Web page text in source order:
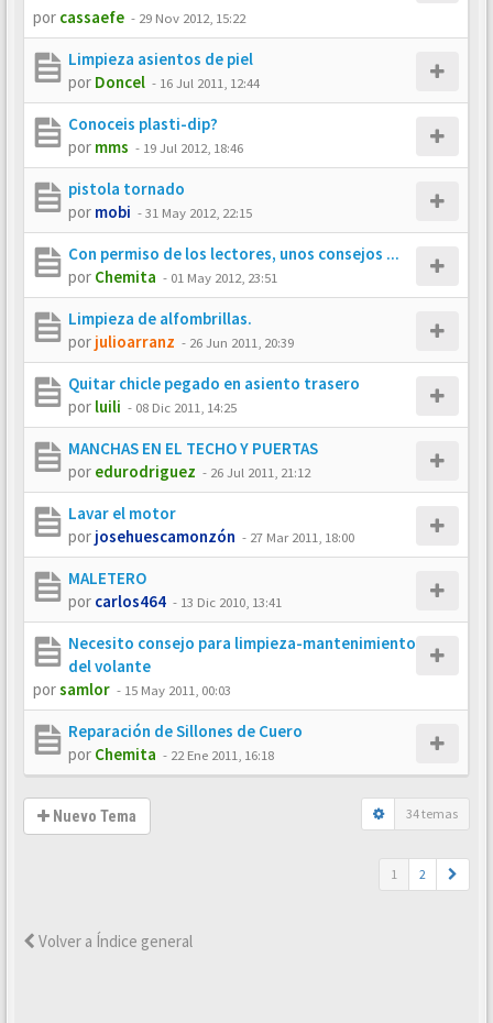
por cassaefe - 29 Nov 2012, 15:22
Limpieza asientos de piel
por Doncel - 16 Jul 2011, 12:44
Conoceis plasti-dip?
por mms - 19 Jul 2012, 18:46
pistola tornado
por mobi -31 May 2012, 22:15
Con permiso de los lectores, unos consejos ...
por Chemita - 01 May 2012, 23:51
Limpieza de alfombrillas.
por julioarranz - 26 Jun 2011, 20:39
Quitar chicle pegado en asiento trasero
por luili - 08 Dic 2011, 14:25
MANCHAS EN EL TECHO Y PUERTAS
por edurodriguez - 26 Jul 2011, 21:12
Lavar el motor
por josehuescamonzón - 27 Mar 2011, 18:00
MALETERO
por carlos464 - 13 Dic 2010, 13:41
Necesito consejo para limpieza-mantenimiento
del volante
porsamlor - 15 May 2011, 00:03
Reparación de Sillones de Cuero
por Chemita - 22 Ene 2011, 16:18
Nuevo Tema 34 temas
1 2
Volver a Índice general